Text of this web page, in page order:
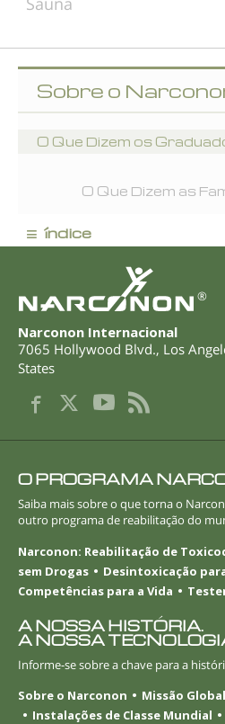
Sobre o
O Que Dizem os
O Que Dizem as
≡ índice
®
Narconon Internacional
7065 Hollywood Blvd., Los
States
O PROGRAMA
Saiba mais sobre o que torna o
outro programa de reabilitação do
Narconon: Reabilitação de
sem Drogas
Desintoxicação
Competências para a Vida
A NOSSA HISTÓRIA.
A NOSSA
Informe-sesobre a chave para a
Sobre o Narconon
Missão Global
Instalações de Classe Mundial